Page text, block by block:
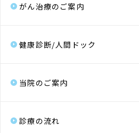
がん治療のご案内
健康診断/人間ドック
当院のご案内
診療の流れ